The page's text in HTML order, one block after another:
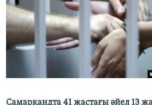
Самарқандта 41 жастағы әйел 13